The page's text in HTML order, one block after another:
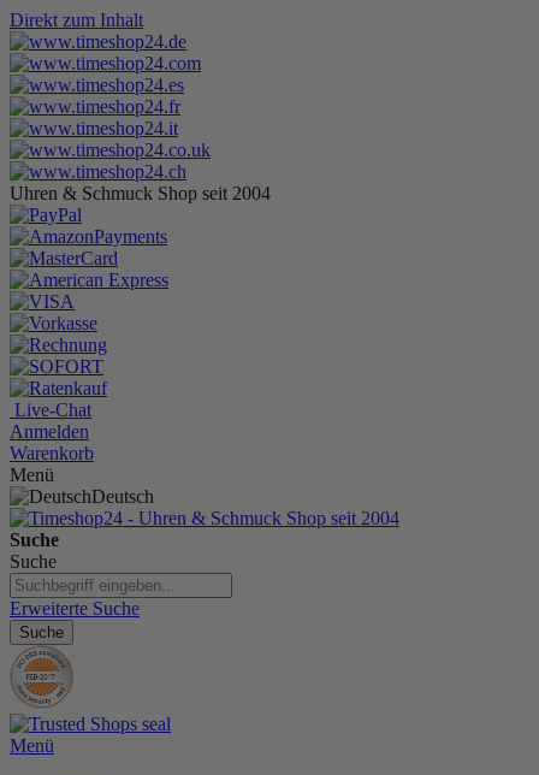
Direkt zum Inhalt
Uhren & Schmuck Shop seit 2004
Live-Chat
Anmelden
Warenkorb
Menü
Deutsch
Suche
Suche
Erweiterte Suche
Suche
Menü